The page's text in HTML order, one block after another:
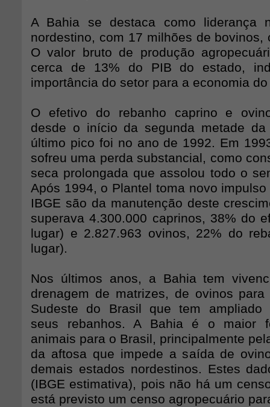
A Bahia se destaca como liderança
nordestino, com 17 milhões de bovinos,
O valor bruto de produção
cerca de 13% do PIB do estado,
importância do setor para a economia
O efetivo do rebanho caprino e
desde o início da segunda metade
último pico foi no ano de 1992. Em
sofreu uma perda substancial, como
seca prolongada que assolou todo o
Após 1994, o Plantel toma novo
IBGE são da manutenção deste
superava 4.300.000 caprinos, 38% do
lugar) e 2.827.963 ovinos, 22% do
lugar).
Nos últimos anos, a Bahia tem
drenagem de matrizes, de ovinos
Sudeste do Brasil que tem ampliado
seus rebanhos. A Bahia é o maior
animais para o Brasil, principalmente
da aftosa que impede a saída de
demais estados nordestinos. Estes
(IBGE estimativa), pois não há um
está previsto um censo agropecuário